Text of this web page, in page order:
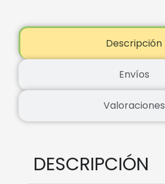
Descripción
Envíos
Valoraciones
DESCRIPCIÓN